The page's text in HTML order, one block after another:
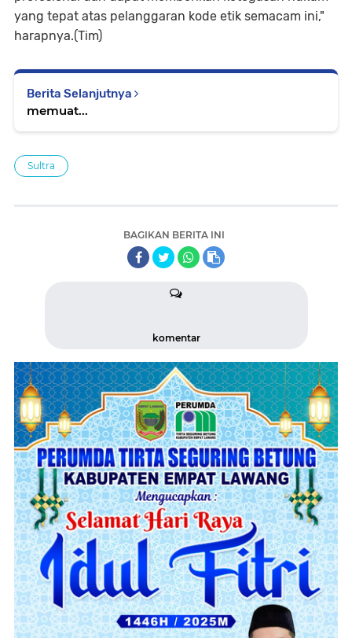
yang tepat atas pelanggaran kode etik semacam ini,"
harapnya.(Tim)
Berita Selanjutnya
memuat...
Sultra
BAGIKAN BERITA INI
komentar